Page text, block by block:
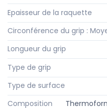
Epaisseur de la raquette
Circonférence du grip :
Longueur du grip
Type de grip
Type de surface
Composition